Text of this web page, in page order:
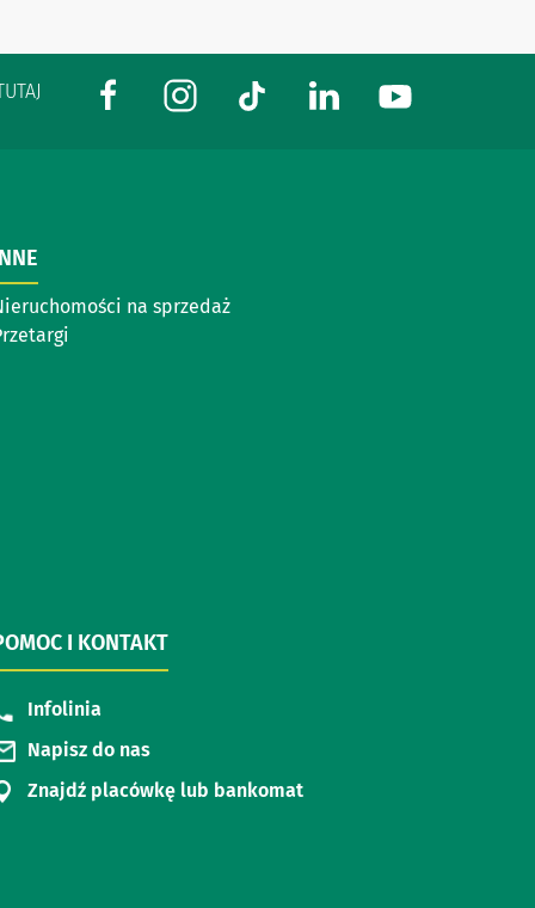
na sprzedaż
I KONTAKT
Infolinia
Napisz do nas
Znajdź placówkę lub bankomat